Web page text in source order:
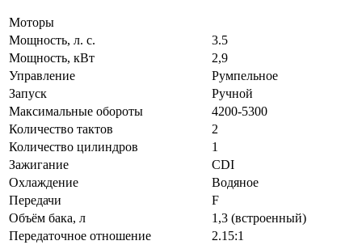
Моторы
Мощность, л. с.
3.5
Мощность, кВт
2,9
Управление
Румпельное
Запуск
Ручной
Максимальные обороты
4200-5300
Количество тактов
2
Количество цилиндров
1
Зажигание
CDI
Охлаждение
Водяное
Передачи
F
Объём бака, л
1,3 (встроенный)
Передаточное отношение
2.15:1